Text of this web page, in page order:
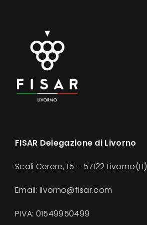
FISAR Delegazione di Livorno
Scali Cerere, 15 – 57122 Livorno(LI)
Email: livorno@fisar.com
PIVA: 01549950499